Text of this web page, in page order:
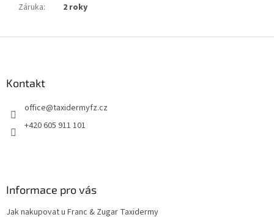
Záruka: 2 roky
Kontakt
office@taxidermyfz.cz
+420 605 911 101
Informace pro vás
Jak nakupovat u Franc & Zugar Taxidermy